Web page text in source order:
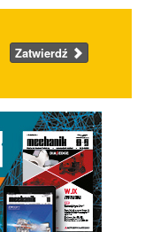
Zatwierdź